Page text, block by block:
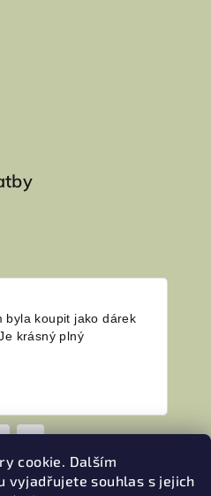
cookie. Dalším
vyjadřujete souhlas s jejich
byla koupit jako dárek
krásný plný
▶